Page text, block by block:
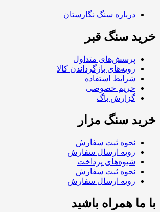
درباره سنگ نگارستان
خرید سنگ قبر
پرسش‌های متداول
رویه‌های بازگرداندن کالا
شرایط استفاده
حریم خصوصی
گزارش باگ
خرید سنگ مزار
نحوه ثبت سفارش
رویه ارسال سفارش
شیوه‌های پرداخت
نحوه ثبت سفارش
رویه ارسال سفارش
با ما همراه باشید